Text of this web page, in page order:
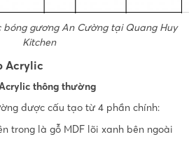
gương An Cường tại Quang Huy
Kitchen
Acrylic
thông thường
được cấu tạo từ 4 phần chính:
trong là gỗ MDF lõi xanh bên ngoài